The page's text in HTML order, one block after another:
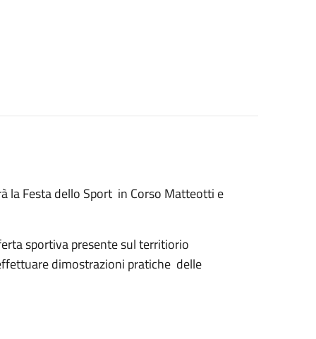
la Festa dello Sport in Corso Matteotti e
sportiva presente sul territiorio
dimostrazioni pratiche delle